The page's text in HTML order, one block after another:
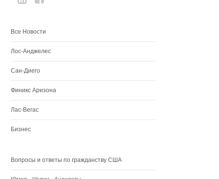
Все Новости
Лос-Анджелес
Сан-Диего
Финикс Аризона
Лас-Вегас
Бизнес
Вопросы и ответы по гражданству США